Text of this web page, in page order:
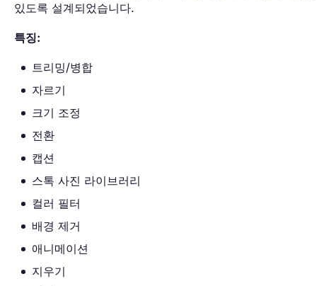
있도록 설계되었습니다.
특징:
트리밍/병합
자르기
크기 조정
전환
캡션
스톡 사진 라이브러리
컬러 필터
배경 제거
애니메이션
지우기